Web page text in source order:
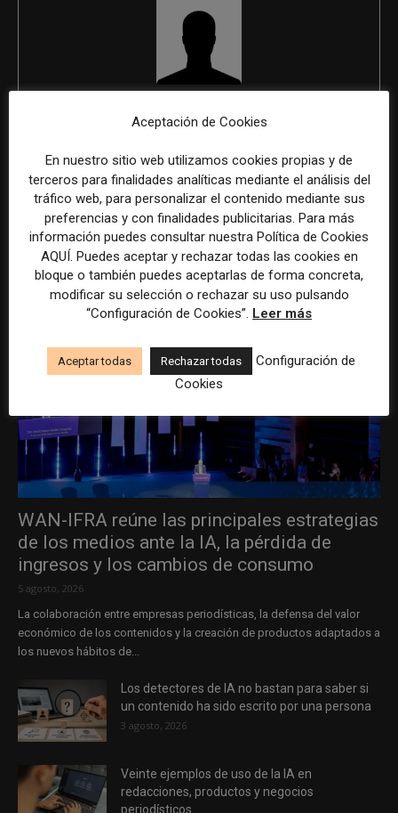
ÚLTIMOS ARTÍCULOS
WAN-IFRA reúne las principales estrategias
de los medios ante la IA, la pérdida de
ingresos y los cambios de consumo
5 agosto, 2026
La colaboración entre empresas periodísticas, la defensa del valor
económico de los contenidos y la creación de productos adaptados a
los nuevos hábitos de...
Los detectores de IA no bastan para saber si
un contenido ha sido escrito por una persona
3 agosto, 2026
Veinte ejemplos de uso de la IA en
redacciones, productos y negocios
periodísticos
Aceptación de Cookies
En nuestro sitio web utilizamos cookies propias y de
terceros para finalidades analíticas mediante el análisis del
tráfico web, para personalizar el contenido mediante sus
preferencias y con finalidades publicitarias. Para más
información puedes consultar nuestra Política de Cookies
AQUÍ. Puedes aceptar y rechazar todas las cookies en
bloque o también puedes aceptarlas de forma concreta,
modificar su selección o rechazar su uso pulsando
“Configuración de Cookies”. Leer más
Aceptar todas Rechazar todas
Configuración de
Cookies